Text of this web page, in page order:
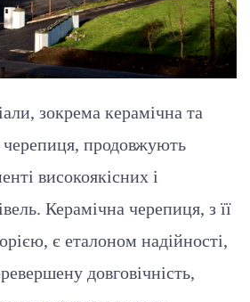
зокрема керамічна та
продовжують
високоякісних і
Керамічна черепиця, з її
є еталоном надійності,
довговічність,